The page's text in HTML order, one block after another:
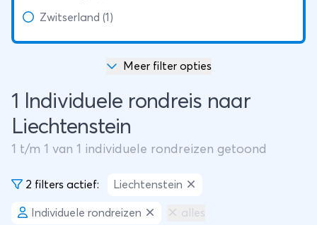
Zwitserland (1)
Meer filter opties
1 Individuele rondreis naar
Liechtenstein
1 t/m 1 van 1 individuele rondreizen getoond
2 filters actief: Liechtenstein
Individuele rondreizen alles